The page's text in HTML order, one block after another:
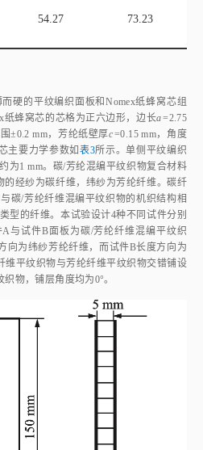
54.27 73.23
硬的平纹编织面板和Nomex纸蜂窝芯组
纸蜂窝芯的芯格为正六边形，边长a=2.75
±0.2 mm，芳纶纸壁厚c=0.15 mm，角度
主要力学参数如 表3所示。单侧平纹编织
为1 mm。碳/芳纶混编平纹织物复合材料
的经纱为碳纤维，纬纱为芳纶纤维。碳纤
碳/芳纶纤维混编平纹织物的机织结构相
型的纤维。本试验设计4种不同试件分别
与试件B面板为碳/芳纶纤维混编平纹织
向为纬纱芳纶纤维，而试件B长度方向为
维平纹织物与芳纶纤维平纹织物交错铺设
物，铺层角度均为0°。